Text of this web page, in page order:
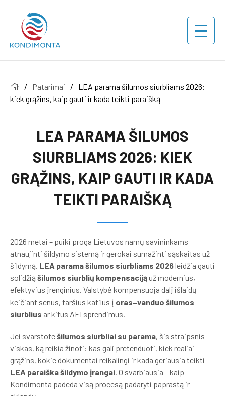
/ Patarimai /
LEA parama šilumos siurbliams 2026:
kiek grąžins, kaip gauti ir kada teikti paraišką
LEA PARAMA ŠILUMOS
SIURBLIAMS 2026: KIEK
GRĄŽINS, KAIP GAUTI IR KADA
TEIKTI PARAIŠKĄ
2026 metai – puiki proga Lietuvos namų savininkams
atnaujinti šildymo sistemą ir gerokai sumažinti sąskaitas už
šildymą. LEA parama šilumos siurbliams 2026leidžia gauti
solidžią šilumos siurblių kompensacijąuž modernius,
efektyvius įrenginius. Valstybė kompensuoja dalį išlaidų
keičiant senus, taršius katilus į oras–vanduo šilumos
siurblius ar kitus AEI sprendimus.
Jei svarstotešilumos siurbliai su parama, šis straipsnis –
viskas, ką reikia žinoti: kas gali pretenduoti, kiek realiai
grąžins, kokie dokumentai reikalingi ir kada geriausia teikti
LEA paraiška šildymo įrangai. O svarbiausia – kaip
Kondimonta padeda visą procesą padaryti paprastą ir